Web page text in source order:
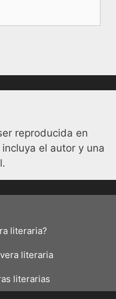
reproducida en
el autor y una
literaria?
literaria
literarias